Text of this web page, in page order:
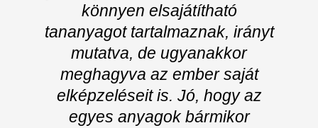
könnyen elsajátítható
tananyagot tartalmaznak, irányt
mutatva, de ugyanakkor
meghagyva az ember saját
elképzeléseit is. Jó, hogy az
egyes anyagok bármikor